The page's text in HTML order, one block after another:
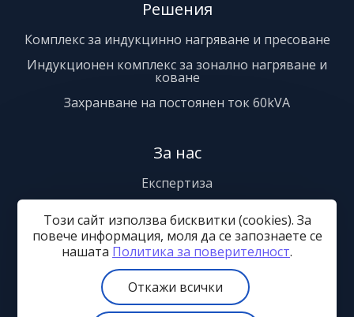
Решения
Комплекс за индукцинно нагряване и пресоване
Индукционен комплекс за зонално нагряване и
коване
Захранване на постоянен ток 60kVA
За нас
Експертиза
Сертификати
Контакти
Този сайт използва бисквитки (cookies). За
повече информация, моля да се запознаете се
нашaтa Политика за поверителност.
Откажи всички